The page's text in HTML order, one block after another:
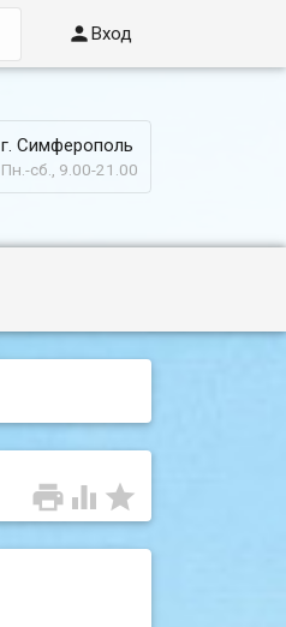
Вход
г. Симферополь
Пн.-сб., 9.00-21.00
  